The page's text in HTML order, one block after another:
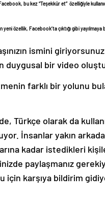
bu kez “Teşekkür et” özelliğiyle
özellik, Facebook’ta çıktığı gibi yayılmaya
ismini
duygusal bir video
farklı bir yolunu
Türkçe olarak da
İnsanlar yakın
kadar istedikleri
paylaşmanız
için karşıya bildirim